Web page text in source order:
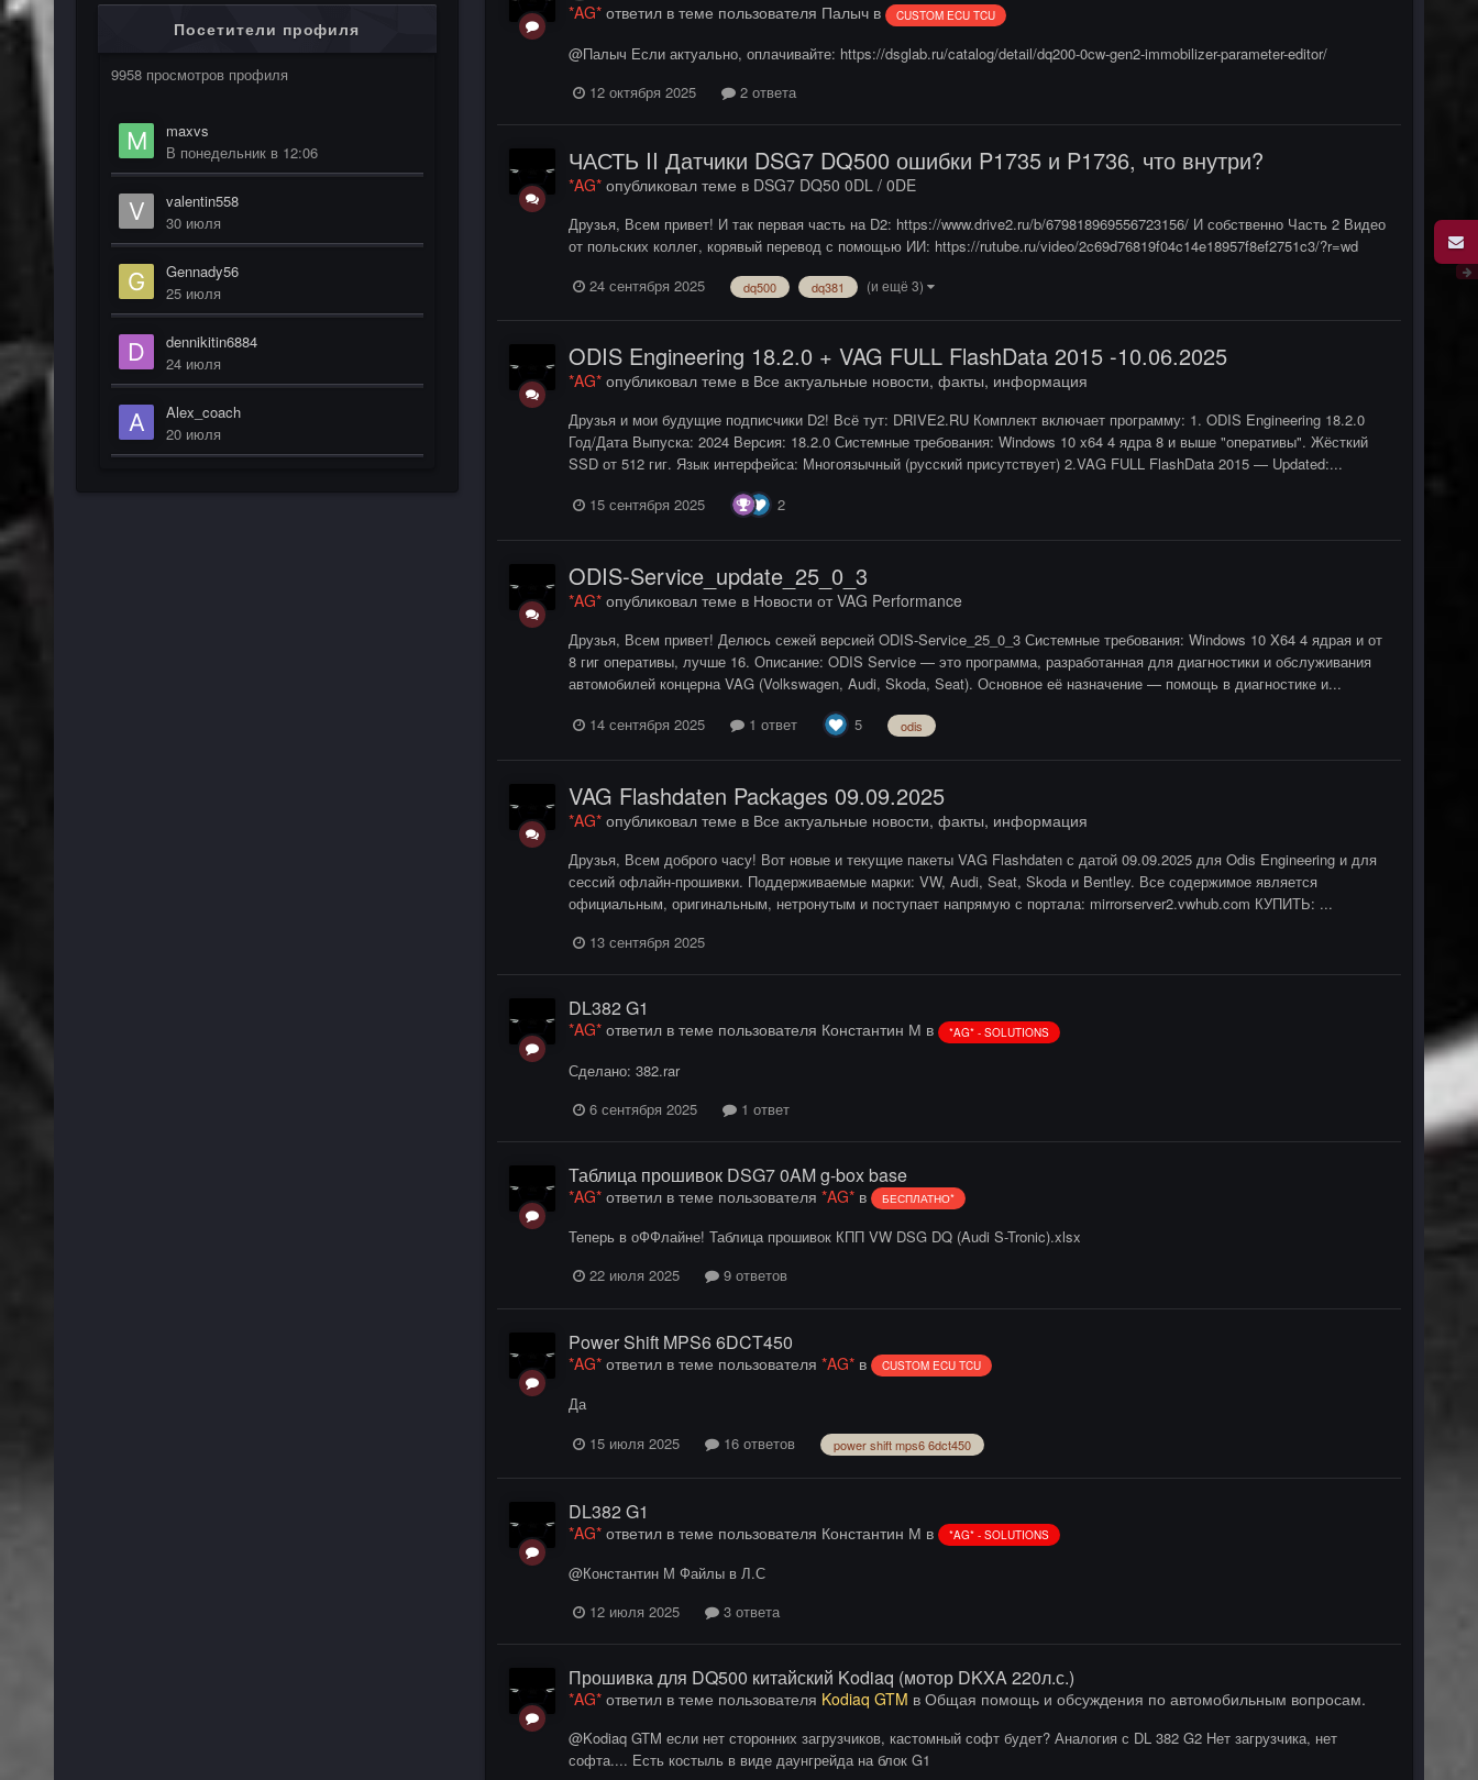
Посетители профиля
9958 просмотров профиля
maxvs
В понедельник в 12:06
valentin558
30 июля
Gennady56
25 июля
dennikitin6884
24 июля
Alex_coach
20 июля
*AG*ответил в теме пользователя Палычв CUSTOM ECU TCU
@Палыч Если актуально, оплачивайте: https://dsglab.ru/catalog/detail/dq200-0cw-gen2-immobilizer-parameter-editor/
12 октября 2025
2 ответа
ЧАСТЬ II Датчики DSG7 DQ500 ошибки P1735 и P1736, что внутри?
*AG*опубликовал теме в DSG7 DQ50 0DL / 0DE
Друзья, Всем привет! И так первая часть на D2: https://www.drive2.ru/b/679818969556723156/ И собственно Часть 2 Видео
от польских коллег, корявый перевод с помощью ИИ: https://rutube.ru/video/2c69d76819f04c14e18957f8ef2751c3/?r=wd
24 сентября 2025
dq500 dq381 (и ещё 3)
ODIS Engineering 18.2.0 + VAG FULL FlashData 2015 -10.06.2025
*AG*опубликовал теме в Все актуальные новости, факты, информация
Друзья и мои будущие подписчики D2! Всё тут: DRIVE2.RU Комплект включает программу: 1. ODIS Engineering 18.2.0
Год/Дата Выпуска: 2024 Версия: 18.2.0 Системные требования: Windows 10 x64 4 ядра 8 и выше "оперативы". Жёсткий
SSD от 512 гиг. Язык интерфейса: Многоязычный (русский присутствует) 2.VAG FULL FlashData 2015 — Updated:...
15 сентября 2025
2
ODIS-Service_update_25_0_3
*AG*опубликовал теме в Новости от VAG Performance
Друзья, Всем привет! Делюсь сежей версией ODIS-Service_25_0_3 Системные требования: Windows 10 X64 4 ядрая и от
8 гиг оперативы, лучше 16. Описание: ODIS Service — это программа, разработанная для диагностики и обслуживания
автомобилей концерна VAG (Volkswagen, Audi, Skoda, Seat). Основное её назначение — помощь в диагностике и...
14 сентября 2025
1 ответ 5 odis
VAG Flashdaten Packages 09.09.2025
*AG*опубликовал теме в Все актуальные новости, факты, информация
Друзья, Всем доброго часу! Вот новые и текущие пакеты VAG Flashdaten с датой 09.09.2025 для Odis Engineering и для
сессий офлайн-прошивки. Поддерживаемые марки: VW, Audi, Seat, Skoda и Bentley. Все содержимое является
официальным, оригинальным, нетронутым и поступает напрямую с портала: mirrorserver2.vwhub.com КУПИТЬ: ...
13 сентября 2025
DL382 G1
*AG*ответил в теме пользователя Константин М в *AG* - SOLUTIONS
Сделано: 382.rar
6 сентября 2025
1 ответ
Таблица прошивок DSG7 0AM g-box base
*AG*ответил в теме пользователя *AG*в БЕСПЛАТНО*
Теперь в оФФлайне! Таблица прошивок КПП VW DSG DQ (Audi S-Tronic).xlsx
22 июля 2025
9 ответов
Power Shift MPS6 6DCT450
*AG*ответил в теме пользователя *AG*в CUSTOM ECU TCU
Да
15 июля 2025
16 ответов power shift mps6 6dct450
DL382 G1
*AG*ответил в теме пользователя Константин М в *AG* - SOLUTIONS
@Константин М Файлы в Л.С
12 июля 2025
3 ответа
Прошивка для DQ500 китайский Kodiaq (мотор DKXA 220л.с.)
*AG*ответил в теме пользователя Kodiaq GTM в Общая помощь и обсуждения по автомобильным вопросам.
@Kodiaq GTM если нет сторонних загрузчиков, кастомный софт будет? Аналогия с DL 382 G2 Нет загрузчика, нет
софта.... Есть костыль в виде даунгрейда на блок G1